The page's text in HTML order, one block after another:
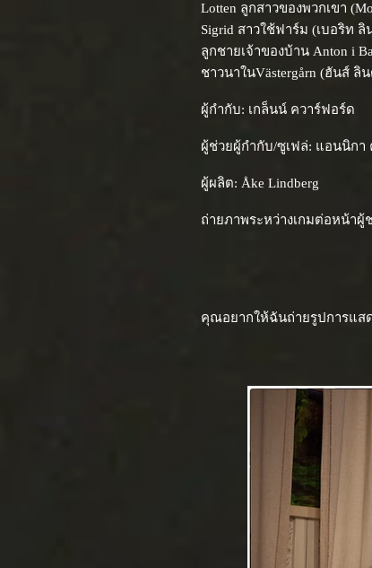
Lotten ลูกสาวของพวกเขา
Sigrid สาวใช้ฟาร์ม (เบอริท
ลูกชายเจ้าของบ้าน Anton i
ชาวนาในVästergårn (ฮันส์ ลิ
ผู้กำกับ: เกล็นน์ ควาร์ฟอร์ด
ผู้ช่วยผู้กำกับ/ซูเฟล่: แอนนิกา
ผู้ผลิต: Åke Lindberg
ถ่ายภาพระหว่างเกมต่อหน้าผู้
คุณอยากให้ฉันถ่ายรูปการแส